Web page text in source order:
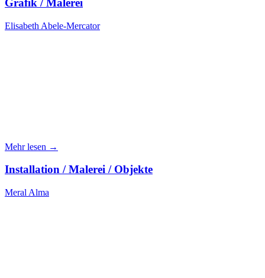
Grafik / Malerei
Elisabeth Abele-Mercator
Mehr lesen →
Installation / Malerei / Objekte
Meral Alma